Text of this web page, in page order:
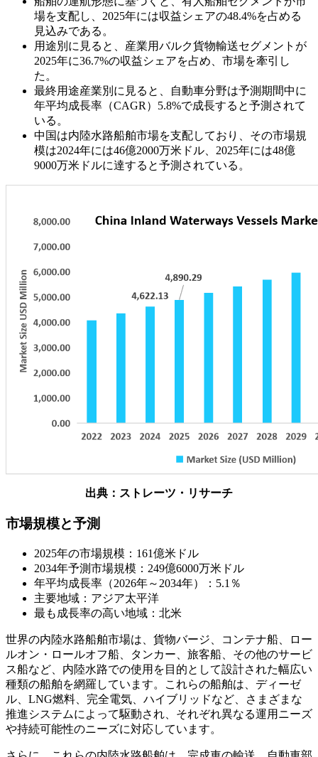
場を支配し、2025年には収益シェアの48.4%を占める
見込みである。
用途別に見ると、産業用バルク貨物輸送セグメントが
2025年に36.7%の収益シェアを占め、市場を牽引し
た。
最終用途産業別に見ると、自動車分野は予測期間中に
年平均成長率（CAGR）5.8%で成長すると予測されて
いる。
中国は内陸水路船舶市場を支配しており、その市場規
模は2024年には46億2000万米ドル、2025年には48億
9000万米ドルに達すると予測されている。
出典：ストレーツ・リサーチ
市場規模と予測
2025年の市場規模：161億米ドル
2034年予測市場規模：249億6000万米ドル
年平均成長率（2026年～2034年）：5.1％
主要地域：アジア太平洋
最も成長率の高い地域：北米
世界の内陸水路船舶市場は、貨物バージ、コンテナ船、ロー
ルオン・ロールオフ船、タンカー、旅客船、その他のサービ
ス船など、内陸水路での使用を目的として設計された幅広い
種類の船舶を網羅しています。これらの船舶は、ディーゼ
ル、LNG燃料、完全電気、ハイブリッドなど、さまざまな
推進システムによって駆動され、それぞれ異なる運用ニーズ
や持続可能性のニーズに対応しています。